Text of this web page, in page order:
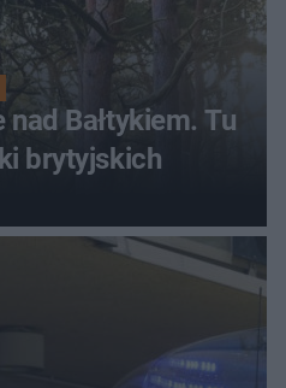
Bałtykiem. Tu
brytyjskich